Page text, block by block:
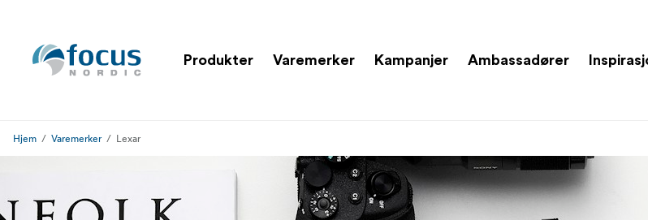
Produkter Varemerker Kampanjer Ambassadører
Hjem Varemerker Lexar